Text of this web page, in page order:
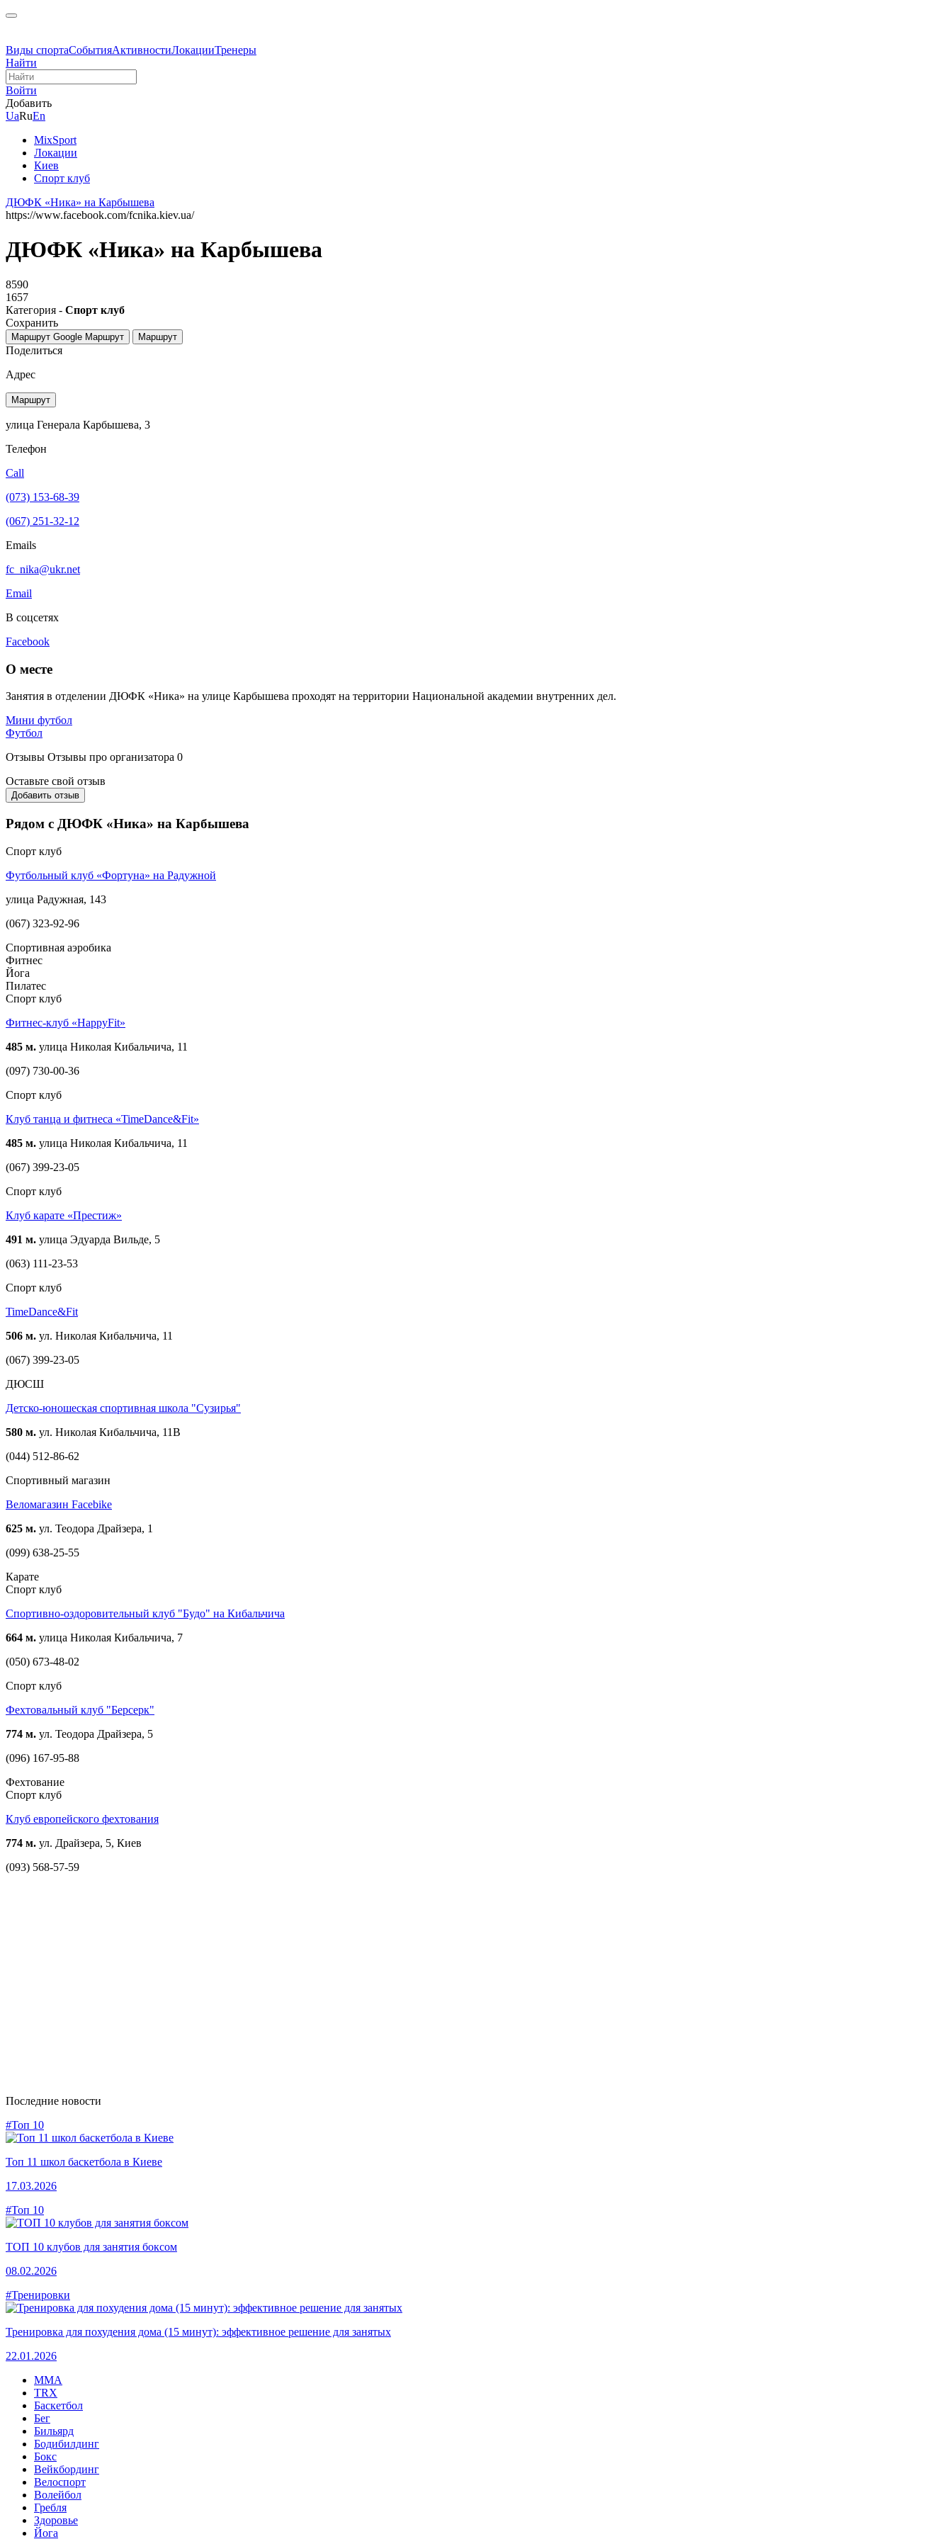
Виды спортаСобытияАктивностиЛокацииТренеры
Найти
Войти
Добавить
UaRuEn
MixSport
Локации
Киев
Спорт клуб
ДЮФК «Ника» на Карбышева
https://www.facebook.com/fcnika.kiev.ua/
ДЮФК «Ника» на Карбышева
8590
1657
Категория - Спорт клуб
Сохранить
Маршрут Google Маршрут Маршрут
Поделиться
Адрес
Маршрут
улица Генерала Карбышева, 3
Телефон
Call
(073) 153-68-39
(067) 251-32-12
Emails
fc_nika@ukr.net
Email
В соцсетях
Facebook
О месте
Занятия в отделении ДЮФК «Ника» на улице Карбышева проходят на территории Национальной академии внутренних дел.
Мини футбол
Футбол
Отзывы Отзывы про организатора 0
Оставьте свой отзыв
Добавить отзыв
Рядом с ДЮФК «Ника» на Карбышева
Спорт клуб
Футбольный клуб «Фортуна» на Радужной
улица Радужная, 143
(067) 323-92-96
Спортивная аэробика
Фитнес
Йога
Пилатес
Спорт клуб
Фитнес-клуб «HappyFit»
485 м. улица Николая Кибальчича, 11
(097) 730-00-36
Спорт клуб
Клуб танца и фитнеса «TimeDance&Fit»
485 м. улица Николая Кибальчича, 11
(067) 399-23-05
Спорт клуб
Клуб карате «Престиж»
491 м. улица Эдуарда Вильде, 5
(063) 111-23-53
Спорт клуб
TimeDance&Fit
506 м. ул. Николая Кибальчича, 11
(067) 399-23-05
ДЮСШ
Детско-юношеская спортивная школа "Сузирья"
580 м. ул. Николая Кибальчича, 11В
(044) 512-86-62
Спортивный магазин
Веломагазин Facebike
625 м. ул. Теодора Драйзера, 1
(099) 638-25-55
Карате
Спорт клуб
Спортивно-оздоровительный клуб "Будо" на Кибальчича
664 м. улица Николая Кибальчича, 7
(050) 673-48-02
Спорт клуб
Фехтовальный клуб "Берсерк"
774 м. ул. Теодора Драйзера, 5
(096) 167-95-88
Фехтование
Спорт клуб
Клуб европейского фехтования
774 м. ул. Драйзера, 5, Киев
(093) 568-57-59
Последние новости
#Топ 10
Топ 11 школ баскетбола в Киеве
17.03.2026
#Топ 10
ТОП 10 клубов для занятия боксом
08.02.2026
#Тренировки
Тренировка для похудения дома (15 минут): эффективное решение для занятых
22.01.2026
MMA
TRX
Баскетбол
Бег
Бильярд
Бодибилдинг
Бокс
Вейкбординг
Велоспорт
Волейбол
Гребля
Здоровье
Йога